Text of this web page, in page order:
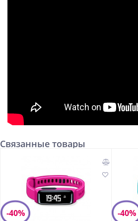
Связанные товары
-40% -40%